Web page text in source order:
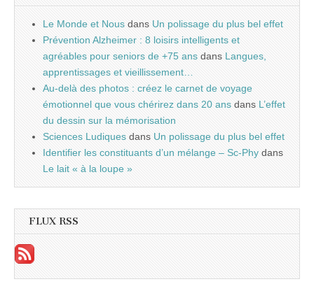
Le Monde et Nous dans Un polissage du plus bel effet
Prévention Alzheimer : 8 loisirs intelligents et
agréables pour seniors de +75 ans dans Langues,
apprentissages et vieillissement…
Au-delà des photos : créez le carnet de voyage
émotionnel que vous chérirez dans 20 ans dans L’effet
du dessin sur la mémorisation
Sciences Ludiques dans Un polissage du plus bel effet
Identifier les constituants d’un mélange – Sc-Phy dans
Le lait « à la loupe »
FLUX RSS